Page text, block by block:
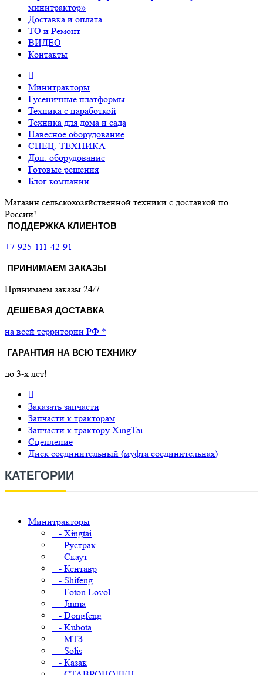
минитрактор»
Доставка и оплата
ТО и Ремонт
ВИДЕО
Контакты
Минитракторы
Гусеничные платформы
Техника с наработкой
Техника для дома и сада
Навесное оборудование
СПЕЦ. ТЕХНИКА
Доп. оборудование
Готовые решения
Блог компании
Магазин сельскохозяйственной техники с доставкой по
России!
ПОДДЕРЖКА КЛИЕНТОВ
+7-925-111-42-91
ПРИНИМАЕМ ЗАКАЗЫ
Принимаем заказы 24/7
ДЕШЕВАЯ ДОСТАВКА
на всей территории РФ *
ГАРАНТИЯ НА ВСЮ ТЕХНИКУ
до 3-х лет!
Заказать запчасти
Запчасти к тракторам
Запчасти к трактору XingTai
Сцепление
Диск соединительный (муфта соединительная)
КАТЕГОРИИ
Минитракторы
- Xingtai
- Рустрак
- Скаут
- Кентавр
- Shifeng
- Foton Lovol
- Jinma
- Dongfeng
- Kubota
- МТЗ
- Solis
- Казак